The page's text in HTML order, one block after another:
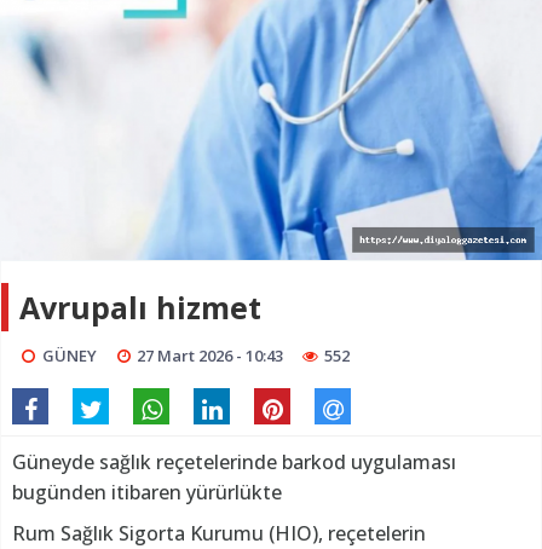
Avrupalı hizmet
GÜNEY 27 Mart 2026 - 10:43 552
Güneyde sağlık reçetelerinde barkod uygulaması
bugünden itibaren yürürlükte
Rum Sağlık Sigorta Kurumu (HIO), reçetelerin